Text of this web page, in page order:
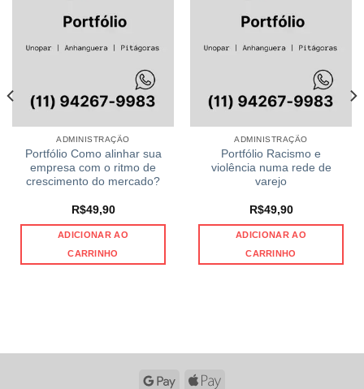
ADMINISTRAÇÃO
Portfólio Como alinhar sua
empresa com o ritmo de
crescimento do mercado?
R$49,90
ADICIONAR AO
CARRINHO
ADMINISTRAÇÃO
Portfólio Racismo e
violência numa rede de
varejo
R$49,90
ADICIONAR AO
CARRINHO